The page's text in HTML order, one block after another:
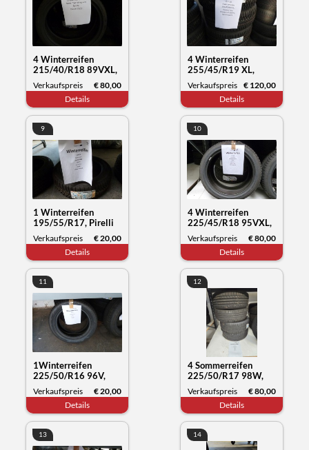
4 Winterreifen
215/40/R18 89VXL,
Nexen Tyre Winguard
Sport2, Datum 15/22
Verkaufspreis
€ 80,00
Details
4 Winterreifen
255/45/R19 XL,
Kumho Tyre
Wintercraft WP72,
Datum 30/23
Verkaufspreis € 120,00
Details
9
1 Winterreifen
195/55/R17, Pirelli
Snow Control, Datum
50/19
Verkaufspreis
€ 20,00
Details
10
4 Winterreifen
225/45/R18 95VXL,
Nokian Tyres WR
snowproof, Datum
Verkaufspreis
€ 80,00
Details
11
1Winterreifen
225/50/R16 96V,
Goodride SW608,
Datum 21/21
Verkaufspreis
€ 20,00
Details
12
4 Sommerreifen
225/50/R17 98W,
Yartu Zuper Eco,
Datum 04/24
Verkaufspreis
€ 80,00
Details
13 14